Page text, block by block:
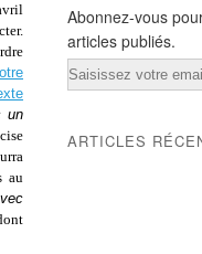
un
au
Abonnez-vous
articles publiés.
Email
ARTICLES